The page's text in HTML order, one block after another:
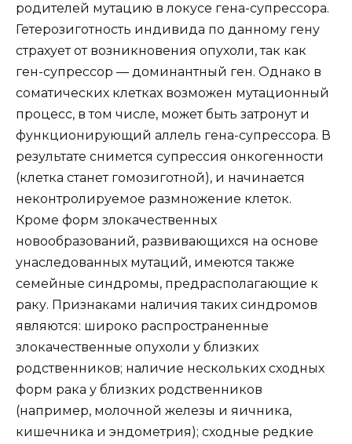
родителей мутацию в локусе гена-супрессора.
Гетерозиготность индивида по данному гену
страхует от возникновения опухоли, так как
ген-супрессор — доминантный ген. Однако в
соматических клетках возможен мутационный
процесс, в том числе, может быть затронут и
функционирующий аллель гена-супрессора. В
результате снимется супрессия онкогенности
(клетка станет гомозиготной), и начинается
неконтролируемое размножение клеток.
Кроме форм злокачественных
новообразований, развивающихся на основе
унаследованных мутаций, имеются также
семейные синдромы, предрасполагающие к
раку. Признаками наличия таких синдромов
являются: широко распространенные
злокачественные опухоли у близких
родственников; наличие нескольких сходных
форм рака у близких родственников
(например, молочной железы и яичника,
кишечника и эндометрия); сходные редкие